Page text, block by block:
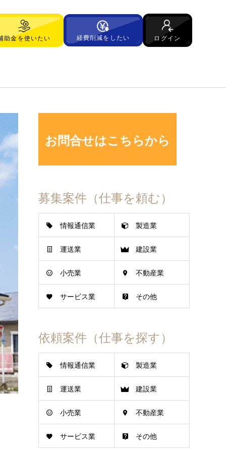
助金を使いたい 経費削減をしたい ログイン
お問合せはこちらから
募集案件（仕事を頼む）
情報通信業 製造業
運送業 建設業
小売業 不動産業
サービス業 その他
依頼案件（仕事を探す）
情報通信業 製造業
運送業 建設業
小売業 不動産業
サービス業 その他